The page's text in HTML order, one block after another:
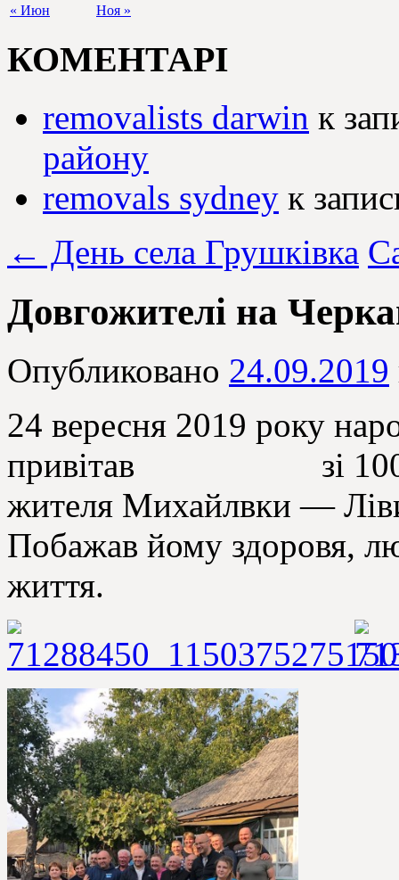
« Июн Ноя »
КОМЕНТАРІ
removalists darwin к
району
removals sydney к
← День села Грушківка
Довгожителі на
Опубликовано 24.09.2019
24 вересня 2019 року
привітав зі 100
жителя Михайлвки —
Побажав йому здоровя,
життя.